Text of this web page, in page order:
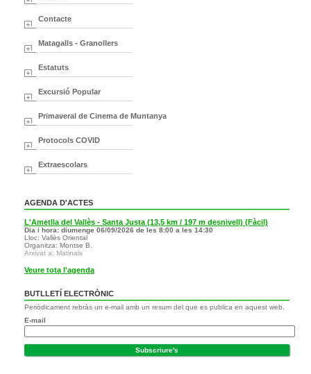
Contacte
Matagalls - Granollers
Estatuts
Excursió Popular
Primaveral de Cinema de Muntanya
Protocols COVID
Extraescolars
AGENDA D'ACTES
L'Ametlla del Vallès - Santa Justa (13,5 km / 197 m desnivell) (Fàcil)
Dia i hora: diumenge 06/09/2026 de les 8:00 a les 14:30
Lloc: Vallès Oriental
Organitza: Montse B.
Arxivat a: Matinals
Veure tota l'agenda
BUTLLETÍ ELECTRÒNIC
Periòdicament rebràs un e-mail amb un resum del que es publica en aquest web.
E-mail